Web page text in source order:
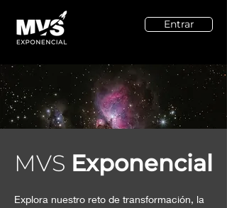
Entrar
MVS Exponencial
Explora nuestro reto de transformación, la